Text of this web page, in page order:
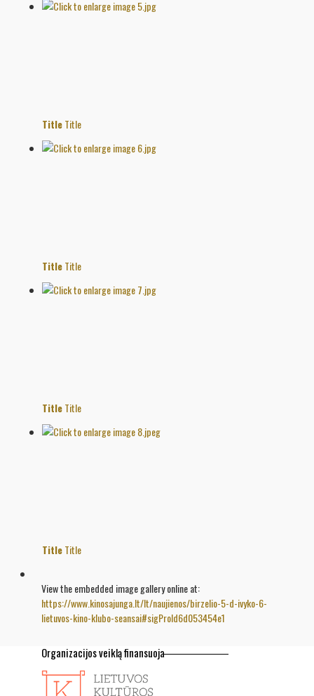
TitleTitle
TitleTitle
TitleTitle
TitleTitle
View the embedded image gallery online at:
https://www.kinosajunga.lt/lt/naujienos/birzelio-5-d-ivyko-6-
lietuvos-kino-klubo-seansai#sigProId6d053454e1
Organizacijos veiklą finansuoja